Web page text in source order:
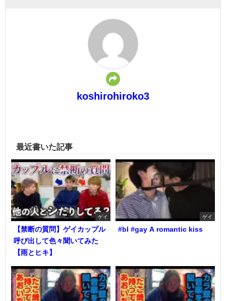
koshirohiroko3
最近書いた記事
ゲイ
【禁断の質問】ゲイカップル
呼び出して色々聞いてみた
【雨とヒキ】
ゲイ
#bl #gay A romantic kiss